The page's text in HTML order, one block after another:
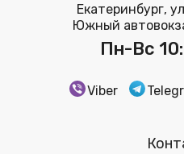
Екатеринбург,
Южный
Пн-Вс
Viber